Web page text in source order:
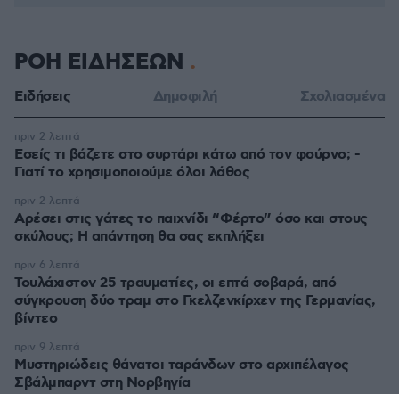
ΡΟΗ ΕΙΔΗΣΕΩΝ
Ειδήσεις Δημοφιλή Σχολιασμένα
Εσείς τι βάζετε στο συρτάρι κάτω από τον φούρνο; -
Γιατί το χρησιμοποιούμε όλοι λάθος
πριν 2 λεπτά
Αρέσει στις γάτες το παιχνίδι “Φέρτο” όσο και στους
σκύλους; Η απάντηση θα σας εκπλήξει
πριν 2 λεπτά
Τουλάχιστον 25 τραυματίες, οι επτά σοβαρά, από
σύγκρουση δύο τραμ στο Γκελζενκίρχεν της Γερμανίας,
βίντεο
πριν 6 λεπτά
Μυστηριώδεις θάνατοι ταράνδων στο αρχιπέλαγος
Σβάλμπαρντ στη Νορβηγία
πριν 9 λεπτά